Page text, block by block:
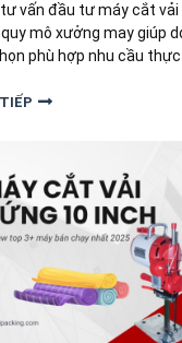
vấn đầu tư máy cắt vải
mô xưởng may giúp
phù hợp nhu cầu thực